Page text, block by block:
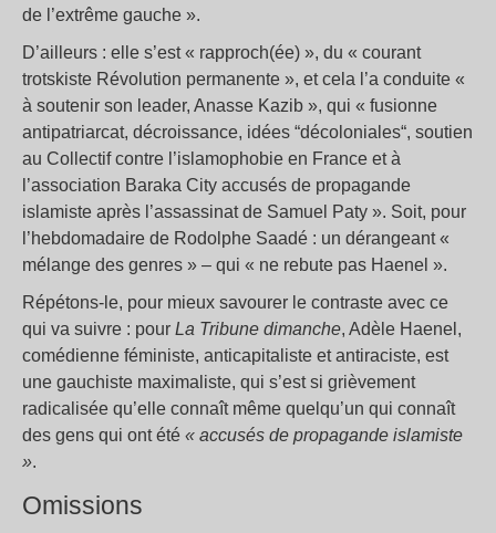
de l’extrême gauche ».
D’ailleurs : elle s’est « rapproch(ée) », du « courant
trotskiste Révolution permanente », et cela l’a conduite «
à soutenir son leader, Anasse Kazib », qui « fusionne
antipatriarcat, décroissance, idées “décoloniales“, soutien
au Collectif contre l’islamophobie en France et à
l’association Baraka City accusés de propagande
islamiste après l’assassinat de Samuel Paty ». Soit, pour
l’hebdomadaire de Rodolphe Saadé : un dérangeant «
mélange des genres » – qui « ne rebute pas Haenel ».
Répétons-le, pour mieux savourer le contraste avec ce
qui va suivre : pour La Tribune dimanche, Adèle Haenel,
comédienne féministe, anticapitaliste et antiraciste, est
une gauchiste maximaliste, qui s’est si grièvement
radicalisée qu’elle connaît même quelqu’un qui connaît
des gens qui ont été « accusés de propagande islamiste
».
Omissions